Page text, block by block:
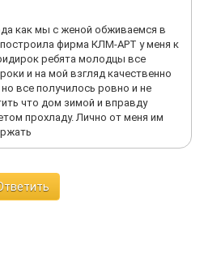
как мы с женой обживаемся в
фирма КЛМ-АРТ у меня к
ребята молодцы все
и на мой взгляд качественно
все получилось ровно и не
что дом зимой и вправду
прохладу. Лично от меня им